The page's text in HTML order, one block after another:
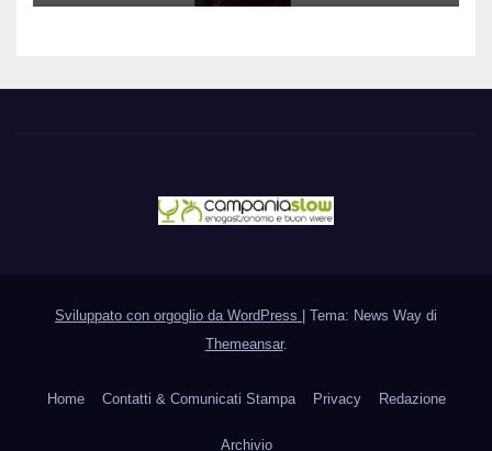
Sviluppato con orgoglio da WordPress
Tema: News Way di
Themeansar.
Home Contatti & Comunicati Stampa Privacy Redazione
Archivio